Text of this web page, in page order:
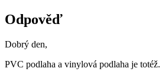
Odpověď
Dobrý den,
PVC podlaha a vinylová podlaha je